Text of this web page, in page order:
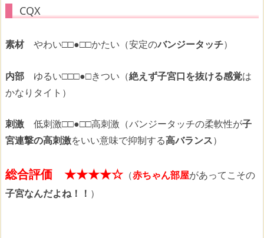
CQX
素材 やわい□□●□□かたい（安定のバンジータッチ）
内部 ゆるい□□□●□きつい（絶えず子宮口を抜ける感覚は
かなりタイト）
刺激 低刺激□□●□□高刺激（バンジータッチの柔軟性が子
宮連撃の高刺激をいい意味で抑制する高バランス）
総合評価 ★★★★☆ （赤ちゃん部屋があってこその
子宮なんだよね！！ ）